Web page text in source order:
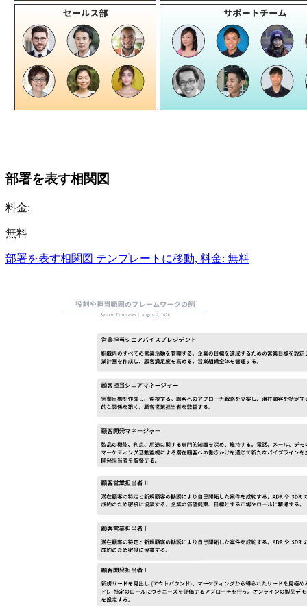
部署を表す相関図
料金:
無料
部署を表す相関図 テンプレートに移動, 料金: 無料